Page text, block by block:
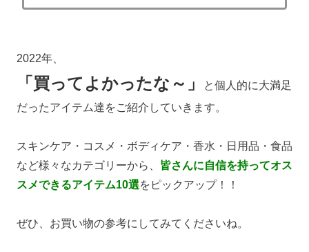
2022年、
「買ってよかったな～」
と個人的に大満足
だったアイテム達をご紹介していきます。
スキンケア・コスメ・ボディケア・香水・日用品・食品
など様々なカテゴリーから、 皆さんに自信を持ってオス
スメできるアイテム10選をピックアップ！！
ぜひ、お買い物の参考にしてみてくださいね。